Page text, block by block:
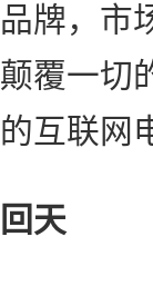
牌，市
覆一切
互联网
天